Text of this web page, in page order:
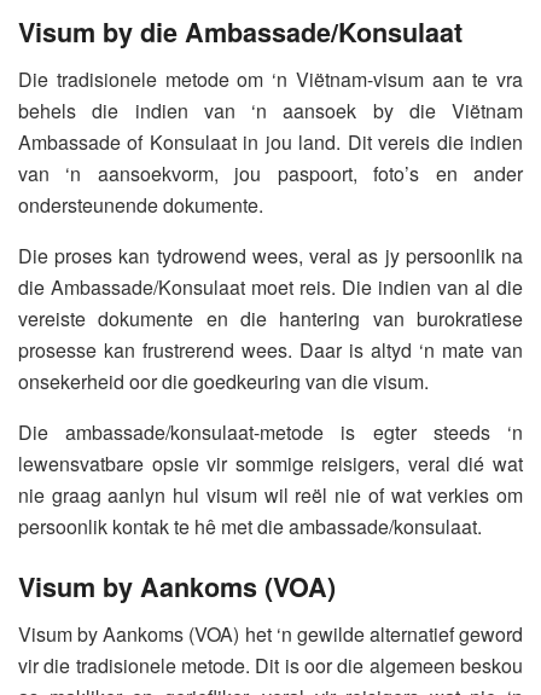
Visum by die Ambassade/Konsulaat
Die tradisionele metode om ‘n Viëtnam-visum aan te vra
behels die indien van ‘n aansoek by die Viëtnam
Ambassade of Konsulaat in jou land. Dit vereis die indien
van ‘n aansoekvorm, jou paspoort, foto’s en ander
ondersteunende dokumente.
Die proses kan tydrowend wees, veral as jy persoonlik na
die Ambassade/Konsulaat moet reis. Die indien van al die
vereiste dokumente en die hantering van burokratiese
prosesse kan frustrerend wees. Daar is altyd ‘n mate van
onsekerheid oor die goedkeuring van die visum.
Die ambassade/konsulaat-metode is egter steeds ‘n
lewensvatbare opsie vir sommige reisigers, veral dié wat
nie graag aanlyn hul visum wil reël nie of wat verkies om
persoonlik kontak te hê met die ambassade/konsulaat.
Visum by Aankoms (VOA)
Visum by Aankoms (VOA) het ‘n gewilde alternatief geword
vir die tradisionele metode. Dit is oor die algemeen beskou